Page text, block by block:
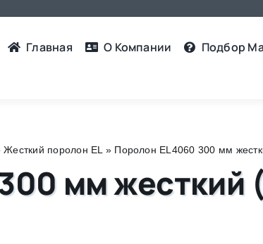
Главная О Компании Подбор
Жесткий поролон EL » Поролон EL4060 300 мм
мм жесткий